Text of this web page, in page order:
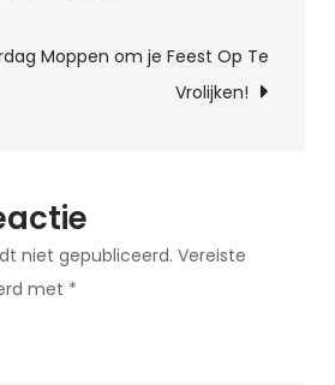
Moppen om je Feest Op Te
Vrolijken!
niet gepubliceerd. Vereiste
met *